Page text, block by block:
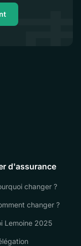
d'assurance
changer ?
changer ?
Lemoine 2025